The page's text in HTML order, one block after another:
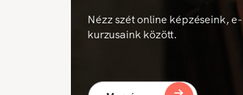
Nézz szét online képzéseink,
kurzusaink között.